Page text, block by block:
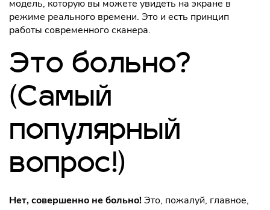
модель, которую вы можете увидеть на экране в
режиме реального времени. Это и есть принцип
работы современного сканера.
Это больно?
(Самый
популярный
вопрос!)
Нет, совершенно не больно!Это, пожалуй, главное,